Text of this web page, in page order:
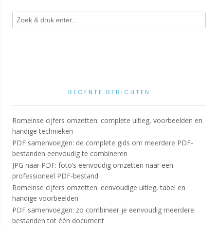
RECENTE BERICHTEN
Romeinse cijfers omzetten: complete uitleg, voorbeelden en
handige technieken
PDF samenvoegen: de complete gids om meerdere PDF-
bestanden eenvoudig te combineren
JPG naar PDF: foto’s eenvoudig omzetten naar een
professioneel PDF-bestand
Romeinse cijfers omzetten: eenvoudige uitleg, tabel en
handige voorbeelden
PDF samenvoegen: zo combineer je eenvoudig meerdere
bestanden tot één document